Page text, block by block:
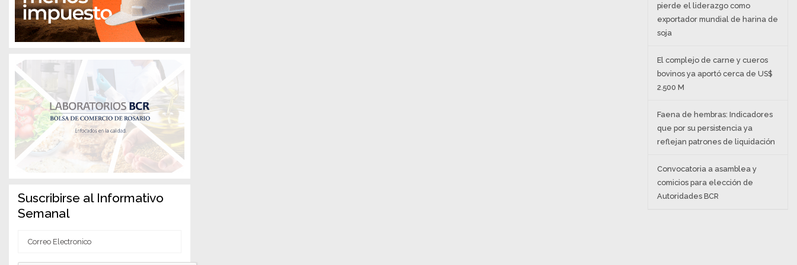
pierde el liderazgo como
exportador mundial de harina de
soja
El complejo de carne y cueros
bovinos ya aportó cerca de US$
2.500 M
Faena de hembras: Indicadores
que por su persistencia ya
reflejan patrones de liquidación
Convocatoria a asamblea y
comicios para elección de
Autoridades BCR
Suscribirse al Informativo
Semanal
Correo